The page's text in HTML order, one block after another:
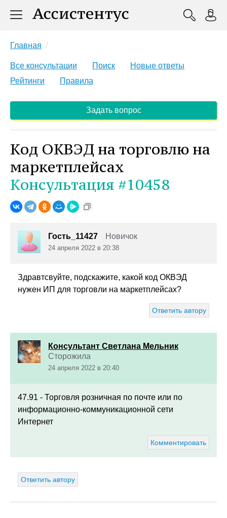
Главная
Все консультации Поиск
Новые ответы
Рейтинги
Правила
Задать вопрос
Код ОКВЭД на торговлю на
маркетплейсах
Консультация #10458
Гость_11427 Новичок
24 апреля 2022 в 20:38
Здравтсвуйте, подскажите, какой код ОКВЭД
нужен ИП для торговли на маркетплейсах?
Ответить автору
Консультант Светлана Мельник
Сторожила
24 апреля 2022 в 20:40
47.91 - Торговля розничная по почте или по
информационно-коммуникационной сети
Интернет
Комментировать
Ответить автору